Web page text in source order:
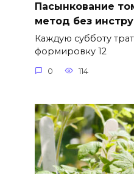
Пасынкование
метод без
Каждую субботу
формировку 12
0 114